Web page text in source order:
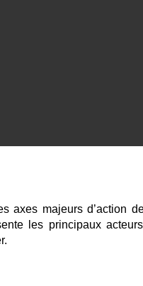
axes majeurs d’action
les principaux